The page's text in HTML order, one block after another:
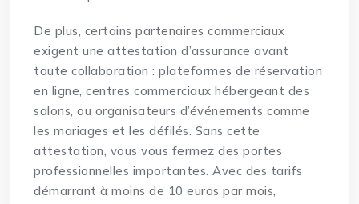
De plus, certains partenaires commerciaux
exigent une attestation d’assurance avant
toute collaboration : plateformes de réservation
en ligne, centres commerciaux hébergeant des
salons, ou organisateurs d’événements comme
les mariages et les défilés. Sans cette
attestation, vous vous fermez des portes
professionnelles importantes. Avec des tarifs
démarrant à moins de 10 euros par mois,